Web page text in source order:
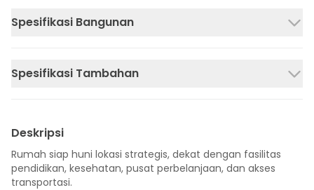
Spesifikasi Bangunan
Spesifikasi Tambahan
Deskripsi
Rumah siap huni lokasi strategis, dekat dengan fasilitas
pendidikan, kesehatan, pusat perbelanjaan, dan akses
transportasi.